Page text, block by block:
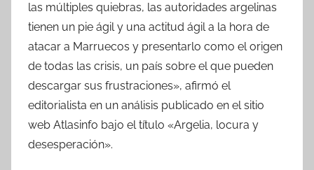
las múltiples quiebras, las autoridades argelinas
tienen un pie ágil y una actitud ágil a la hora de
atacar a Marruecos y presentarlo como el origen
de todas las crisis, un país sobre el que pueden
descargar sus frustraciones», afirmó el
editorialista en un análisis publicado en el sitio
web Atlasinfo bajo el título «Argelia, locura y
desesperación».